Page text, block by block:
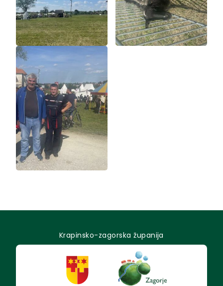
Krapinsko-zagorska županija